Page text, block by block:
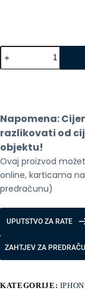
Apple
iPhone
15
WHITE,
baterija
88%
količina
Napomena:
razlikovati od
objektu!
Ovaj proizvod
online, karticama
predračunu)
UPUTSTVO ZA RATE
ZAHTJEV ZA
KATEGORIJE: